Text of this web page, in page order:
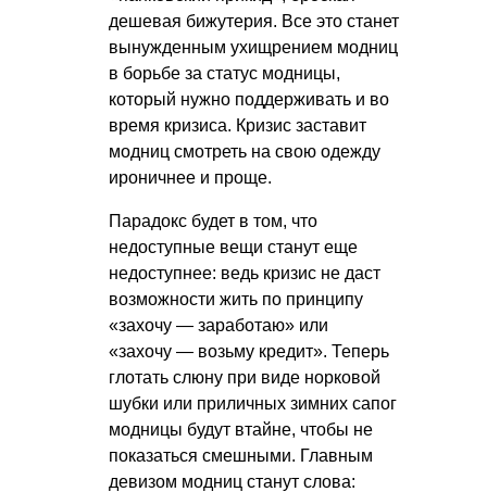
дешевая бижутерия. Все это станет
вынужденным ухищрением модниц
в борьбе за статус модницы,
который нужно поддерживать и во
время кризиса. Кризис заставит
модниц смотреть на свою одежду
ироничнее и проще.
Парадокс будет в том, что
недоступные вещи станут еще
недоступнее: ведь кризис не даст
возможности жить по принципу
«захочу — заработаю» или
«захочу — возьму кредит». Теперь
глотать слюну при виде норковой
шубки или приличных зимних сапог
модницы будут втайне, чтобы не
показаться смешными. Главным
девизом модниц станут слова: